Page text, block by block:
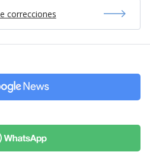
correcciones